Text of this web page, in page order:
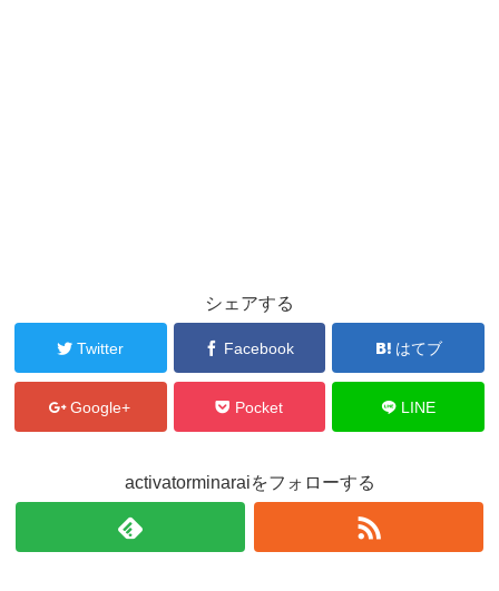
シェアする
Twitter Facebook はてブ
Google+ Pocket LINE
activatorminaraiをフォローする